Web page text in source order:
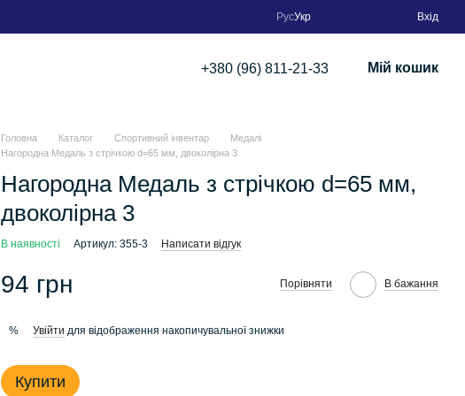
РусУкр Вхід
+380 (96) 811-21-33 Мій кошик
Головна Каталог Спортивний інвентар
Медалі
Нагородна Медаль з стрічкою d=65 мм, двоколірна 3
Нагородна Медаль з стрічкою d=65 мм,
двоколірна 3
В наявності Артикул: 355-3 Написати відгук
94 грн Порівняти В бажання
% Увійти для відображення накопичувальної знижки
Купити